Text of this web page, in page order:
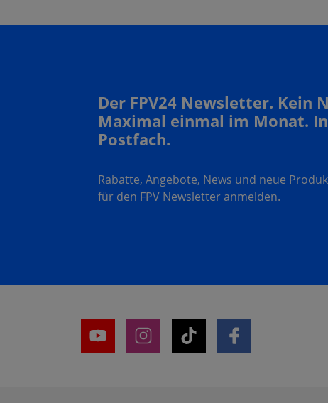
Der FPV24 Newsletter. Kein
Maximal einmal im Monat.
Postfach.
Rabatte, Angebote, News und neue
für den FPV Newsletter anmelden.